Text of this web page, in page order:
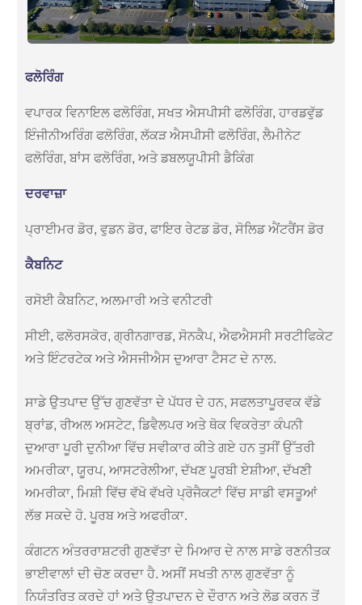
ਫਲੋਰਿੰਗ
ਵਪਾਰਕ ਵਿਨਾਇਲ ਫਲੋਰਿੰਗ, ਸਖਤ ਐਸਪੀਸੀ ਫਲੋਰਿੰਗ, ਹਾਰਡਵੁੱਡ
ਇੰਜੀਨੀਅਰਿੰਗ ਫਲੋਰਿੰਗ, ਲੱਕੜ ਐਸਪੀਸੀ ਫਲੋਰਿੰਗ, ਲੈਮੀਨੇਟ
ਫਲੋਰਿੰਗ, ਬਾਂਸ ਫਲੋਰਿੰਗ, ਅਤੇ ਡਬਲਯੂਪੀਸੀ ਡੈਕਿੰਗ
ਦਰਵਾਜ਼ਾ
ਪ੍ਰਾਈਮਰ ਡੋਰ, ਵੁਡਨ ਡੋਰ, ਫਾਇਰ ਰੇਟਡ ਡੋਰ, ਸੋਲਿਡ ਐਂਟਰੈਂਸ ਡੋਰ
ਕੈਬਨਿਟ
ਰਸੋਈ ਕੈਬਨਿਟ, ਅਲਮਾਰੀ ਅਤੇ ਵਨੀਟਰੀ
ਸੀਈ, ਫਲੋਰਸਕੋਰ, ਗ੍ਰੀਨਗਾਰਡ, ਸੋਨਕੈਪ, ਐਫਐਸਸੀ ਸਰਟੀਫਿਕੇਟ
ਅਤੇ ਇੰਟਰਟੇਕ ਅਤੇ ਐਸਜੀਐਸ ਦੁਆਰਾ ਟੈਸਟ ਦੇ ਨਾਲ.
ਸਾਡੇ ਉਤਪਾਦ ਉੱਚ ਗੁਣਵੱਤਾ ਦੇ ਪੱਧਰ ਦੇ ਹਨ, ਸਫਲਤਾਪੂਰਵਕ ਵੱਡੇ
ਬ੍ਰਾਂਡ, ਰੀਅਲ ਅਸਟੇਟ, ਡਿਵੈਲਪਰ ਅਤੇ ਥੋਕ ਵਿਕਰੇਤਾ ਕੰਪਨੀ
ਦੁਆਰਾ ਪੂਰੀ ਦੁਨੀਆ ਵਿੱਚ ਸਵੀਕਾਰ ਕੀਤੇ ਗਏ ਹਨ ਤੁਸੀਂ ਉੱਤਰੀ
ਅਮਰੀਕਾ, ਯੂਰਪ, ਆਸਟਰੇਲੀਆ, ਦੱਖਣ ਪੂਰਬੀ ਏਸ਼ੀਆ, ਦੱਖਣੀ
ਅਮਰੀਕਾ, ਮਿਸ਼ੀ ਵਿੱਚ ਵੱਖੋ ਵੱਖਰੇ ਪ੍ਰੋਜੈਕਟਾਂ ਵਿੱਚ ਸਾਡੀ ਵਸਤੂਆਂ
ਲੱਭ ਸਕਦੇ ਹੋ. ਪੂਰਬ ਅਤੇ ਅਫਰੀਕਾ.
ਕੰਗਟਨ ਅੰਤਰਰਾਸ਼ਟਰੀ ਗੁਣਵੱਤਾ ਦੇ ਮਿਆਰ ਦੇ ਨਾਲ ਸਾਡੇ ਰਣਨੀਤਕ
ਭਾਈਵਾਲਾਂ ਦੀ ਚੋਣ ਕਰਦਾ ਹੈ. ਅਸੀਂ ਸਖਤੀ ਨਾਲ ਗੁਣਵੱਤਾ ਨੂੰ
ਨਿਯੰਤਰਿਤ ਕਰਦੇ ਹਾਂ ਅਤੇ ਉਤਪਾਦਨ ਦੇ ਦੌਰਾਨ ਅਤੇ ਲੋਡ ਕਰਨ ਤੋਂ